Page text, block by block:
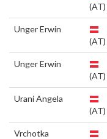
(AT)
Unger Erwin
(AT)
Unger Erwin
(AT)
Urani Angela
(AT)
Vrchotka